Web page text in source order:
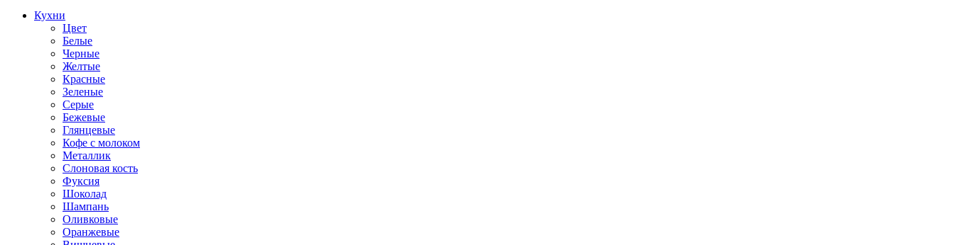
Кухни
Цвет
Белые
Черные
Желтые
Красные
Зеленые
Серые
Бежевые
Глянцевые
Кофе с молоком
Металлик
Слоновая кость
Фуксия
Шоколад
Шампань
Оливковые
Оранжевые